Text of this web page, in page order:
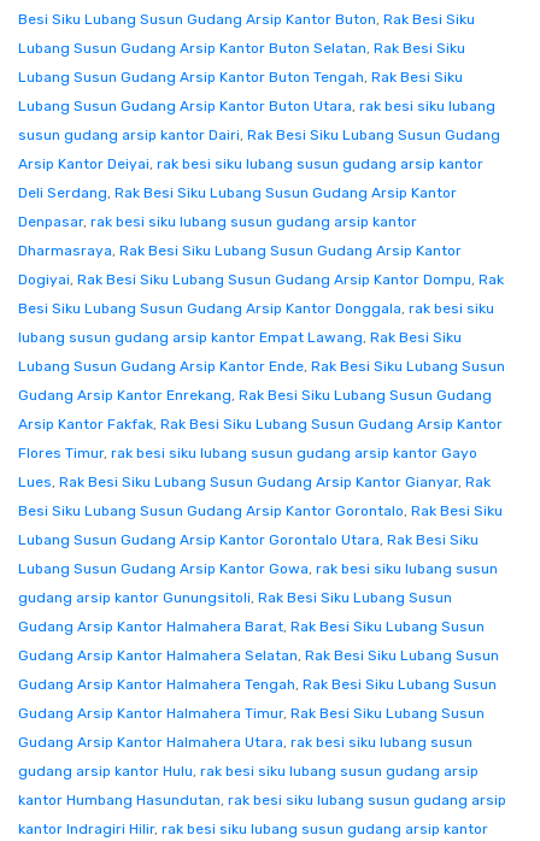
Besi Siku Lubang Susun Gudang Arsip Kantor Buton, Rak Besi Siku
Lubang Susun Gudang Arsip Kantor Buton Selatan, Rak Besi Siku
Lubang Susun Gudang Arsip Kantor Buton Tengah, Rak Besi Siku
Lubang Susun Gudang Arsip Kantor Buton Utara, rak besi siku lubang
susun gudang arsip kantor Dairi, Rak Besi Siku Lubang Susun Gudang
Arsip Kantor Deiyai, rak besi siku lubang susun gudang arsip kantor
Deli Serdang, Rak Besi Siku Lubang Susun Gudang Arsip Kantor
Denpasar, rak besi siku lubang susun gudang arsip kantor
Dharmasraya, Rak Besi Siku Lubang Susun Gudang Arsip Kantor
Dogiyai, Rak Besi Siku Lubang Susun Gudang Arsip Kantor Dompu, Rak
Besi Siku Lubang Susun Gudang Arsip Kantor Donggala, rak besi siku
lubang susun gudang arsip kantor Empat Lawang, Rak Besi Siku
Lubang Susun Gudang Arsip Kantor Ende, Rak Besi Siku Lubang Susun
Gudang Arsip Kantor Enrekang, Rak Besi Siku Lubang Susun Gudang
Arsip Kantor Fakfak, Rak Besi Siku Lubang Susun Gudang Arsip Kantor
Flores Timur, rak besi siku lubang susun gudang arsip kantor Gayo
Lues, Rak Besi Siku Lubang Susun Gudang Arsip Kantor Gianyar, Rak
Besi Siku Lubang Susun Gudang Arsip Kantor Gorontalo, Rak Besi Siku
Lubang Susun Gudang Arsip Kantor Gorontalo Utara, Rak Besi Siku
Lubang Susun Gudang Arsip Kantor Gowa, rak besi siku lubang susun
gudang arsip kantor Gunungsitoli, Rak Besi Siku Lubang Susun
Gudang Arsip Kantor Halmahera Barat, Rak Besi Siku Lubang Susun
Gudang Arsip Kantor Halmahera Selatan, Rak Besi Siku Lubang Susun
Gudang Arsip Kantor Halmahera Tengah, Rak Besi Siku Lubang Susun
Gudang Arsip Kantor Halmahera Timur, Rak Besi Siku Lubang Susun
Gudang Arsip Kantor Halmahera Utara, rak besi siku lubang susun
gudang arsip kantor Hulu, rak besi siku lubang susun gudang arsip
kantor Humbang Hasundutan, rak besi siku lubang susun gudang arsip
kantor Indragiri Hilir, rak besi siku lubang susun gudang arsip kantor